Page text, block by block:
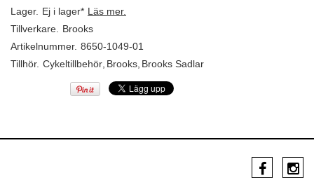
Lager. Ej i lager* Läs mer.
Tillverkare.
Brooks
Artikelnummer. 8650-1049-01
Tillhör. Cykeltillbehör Brooks Brooks Sadlar